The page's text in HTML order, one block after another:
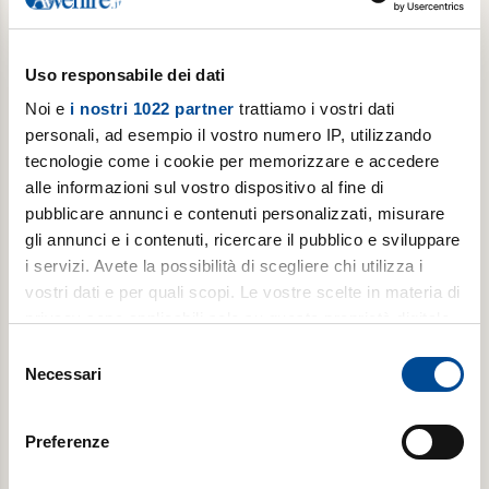
Uso responsabile dei dati
Noi e i nostri 1022 partner trattiamo i vostri dati
personali, ad esempio il vostro numero IP, utilizzando
tecnologie come i cookie per memorizzare e accedere
alle informazioni sul vostro dispositivo al fine di
pubblicare annunci e contenuti personalizzati, misurare
gli annunci e i contenuti, ricercare il pubblico e sviluppare
i servizi. Avete la possibilità di scegliere chi utilizza i
vostri dati e per quali scopi. Le vostre scelte in materia di
modificare o revocare il proprio consenso in qualsiasi
momento dalla Dichiarazione sui cookie o facendo clic
delNecessari
Preferenze
€ 109,99
Acquista
Abbonamento mensile